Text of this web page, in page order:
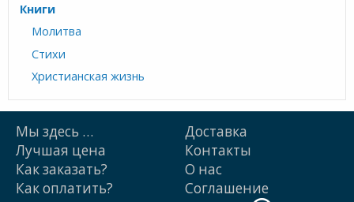
Книги
Молитва
Стихи
Христианская жизнь
Мы здесь …
Лучшая цена
Как заказать?
Как оплатить?
Доставка
Контакты
О нас
Cоглашение